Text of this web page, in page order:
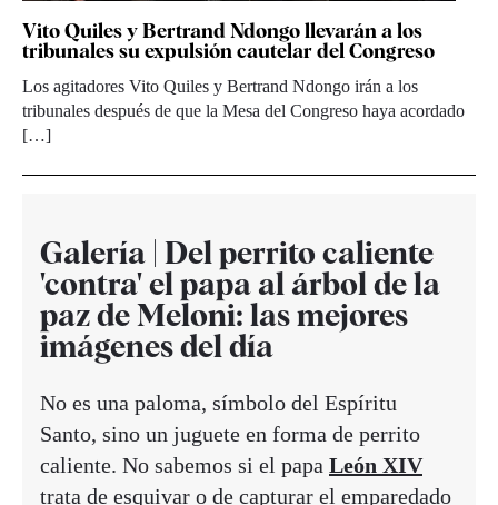
Vito Quiles y Bertrand Ndongo llevarán a los
tribunales su expulsión cautelar del Congreso
Los agitadores Vito Quiles y Bertrand Ndongo irán a los
tribunales después de que la Mesa del Congreso haya acordado
[…]
Galería | Del perrito caliente
'contra' el papa al árbol de la
paz de Meloni: las mejores
imágenes del día
No es una paloma, símbolo del Espíritu
Santo, sino un juguete en forma de perrito
caliente. No sabemos si el papa León XIV
trata de esquivar o de capturar el emparedado